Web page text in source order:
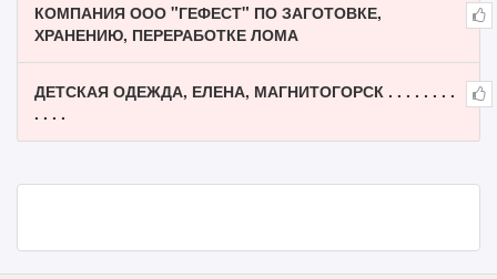
КОМПАНИЯ ООО "ГЕФЕСТ" ПО ЗАГОТОВКЕ,
ХРАНЕНИЮ, ПЕРЕРАБОТКЕ ЛОМА
ДЕТСКАЯ ОДЕЖДА, ЕЛЕНА, МАГНИТОГОРСК . . . . . . . .
. . . .